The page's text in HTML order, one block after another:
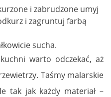
i zabrudzone umyj
i zagruntuj farbą
sucha.
warto odczekać, aż
Taśmy malarskie
tak jak każdy materiał –